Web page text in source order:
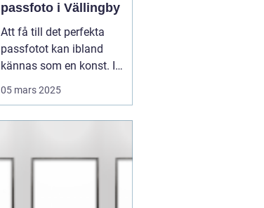
passfoto i Vällingby
Att få till det perfekta
passfotot kan ibland
kännas som en konst. I
rät...
05 mars 2025